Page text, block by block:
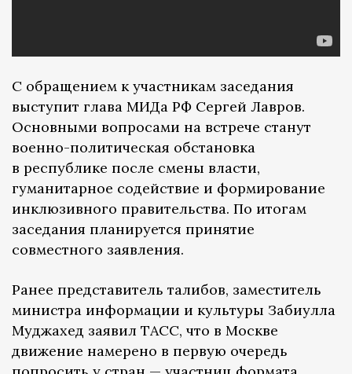
С обращением к участникам заседания
выступит глава МИДа РФ Сергей Лавров.
Основными вопросами на встрече станут
военно-политическая обстановка
в республике после смены власти,
гуманитарное содействие и формирование
инклюзивного правительства. По итогам
заседания планируется принятие
совместного заявления.
Ранее представитель талибов, заместитель
министра информации и культуры Забиулла
Муджахед заявил ТАСС, что в Москве
движение намерено в первую очередь